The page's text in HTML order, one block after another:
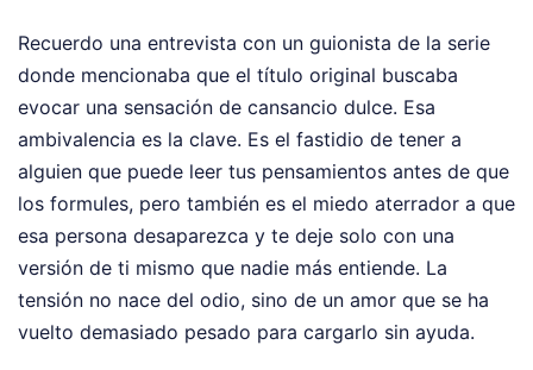
Recuerdo una entrevista con un guionista de la serie
donde mencionaba que el título original buscaba
evocar una sensación de cansancio dulce. Esa
ambivalencia es la clave. Es el fastidio de tener a
alguien que puede leer tus pensamientos antes de que
los formules, pero también es el miedo aterrador a que
esa persona desaparezca y te deje solo con una
versión de ti mismo que nadie más entiende. La
tensión no nace del odio, sino de un amor que se ha
vuelto demasiado pesado para cargarlo sin ayuda.